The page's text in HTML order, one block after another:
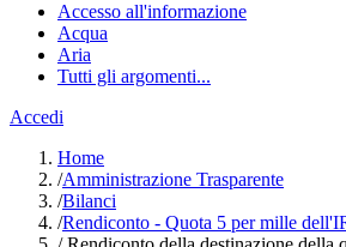
Accesso all'informazione
Acqua
Aria
Tutti gli argomenti...
Accedi
Home
/Amministrazione Trasparente
/Bilanci
/Rendiconto - Quota 5 per mille